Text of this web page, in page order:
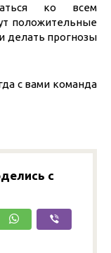
ко всем
положительные
делать прогнозы
с вами команда
с